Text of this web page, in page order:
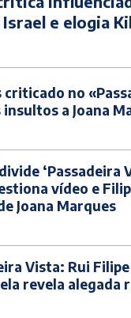
e elogia
criticado no
insultos a Joana
‘Passadeira
vídeo e
Joana Marques
Vista: Rui
revela alegada